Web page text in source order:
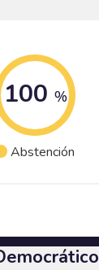
100 %
Abstención